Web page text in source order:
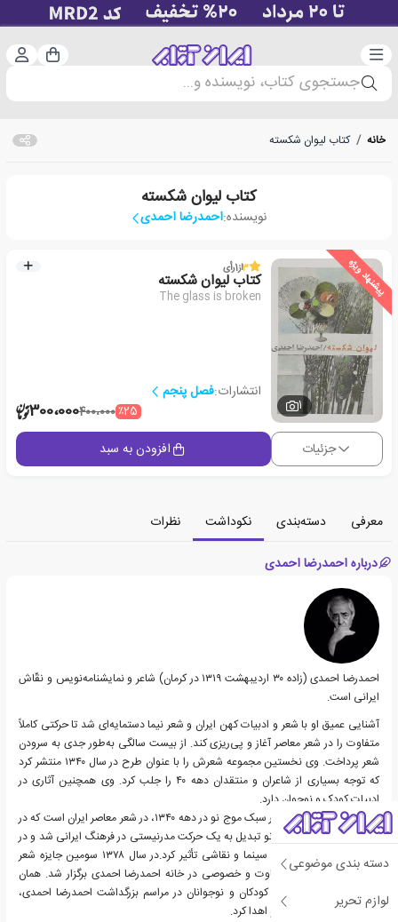
دسته‌بندی سبد
جستجوی کتاب، نویسنده و...
دسته بندی موضوعی
لوازم تحریر
خانه / کتاب لیوان شکسته
کتاب لیوان شکسته
نویسنده:احمدرضا احمدی
پیشنهاد ویژه
1
3از1رأی
کتاب لیوان شکسته
The glass is broken
انتشارات:فصل پنجم
٪25400،000300،000
جزئیات افزودن به سبد
معرفی دسته‌بندی نکوداشت
نظرات
درباره احمدرضا احمدی
احمدرضا احمدی (زاده ۳۰ اردیبهشت ۱۳۱۹ در کرمان) شاعر و نمایشنامه‌نویس و نقّاش
ایرانی است.
آشنایی عمیق او با شعر و ادبیات کهن ایران و شعر نیما دستمایه‌ای شد تا حرکتی کاملاً
متفاوت را در شعر معاصر آغاز و پی‌ریزی کند. از بیست سالگی به‌طور جدی به سرودن
شعر پرداخت. وی نخستین مجموعه شعرش را با عنوان طرح در سال ۱۳۴۰ منتشر کرد
که توجه بسیاری از شاعران و منتقدان دهه ۴۰ را جلب کرد. وی همچنین آثاری در
ادبیات کودک و نوجوان دارد.
احمدرضا احمدی بنیان‌گدار سبک موج نو در دهه ۱۳۴۰، در شعر معاصر ایران است که در
نیمهٔ دوم این دهه، موج نو تبدیل به یک حرکت مدرنیستی در فرهنگ ایرانی شد و در
داستان، نمایشنامه، تئاتر، سینما و نقاشی تأثیر کرد.در سال ۱۳۷۸ سومین جایزه شعر
خبرنگاران با مراسمی متفاوت و خصوصی در خانه احمدرضا احمدی برگزار شد. همان
سال کانون پرورش فکری کودکان و نوجوانان در مراسم بزرگداشت احمدرضا احمدی،
تندیس مداد پرنده را به او اهدا کرد.